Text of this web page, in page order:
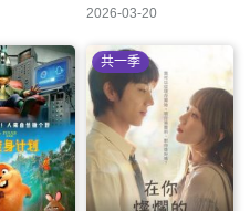
2026-03-20
共一季